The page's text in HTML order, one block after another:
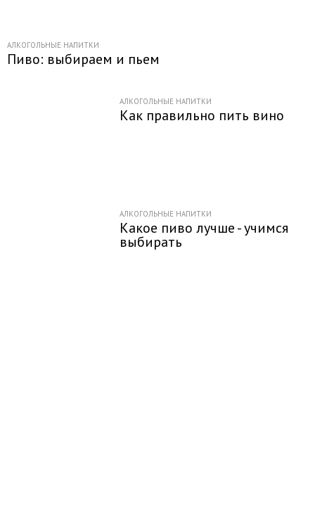
АЛКОГОЛЬНЫЕ НАПИТКИ
Пиво: выбираем и пьем
АЛКОГОЛЬНЫЕ НАПИТКИ
Как правильно пить вино
АЛКОГОЛЬНЫЕ НАПИТКИ
Какое пиво лучше - учимся
выбирать